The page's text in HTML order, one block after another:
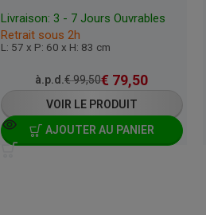
Livraison: 3 - 7 Jours Ouvrables
Retrait sous 2h
L: 57 x P: 60 x H: 83 cm
à.p.d.€99,50€ 79,50
VOIR LE PRODUIT
AJOUTER AU PANIER